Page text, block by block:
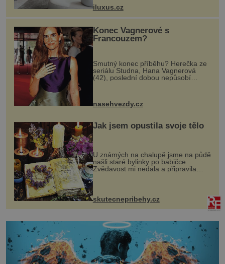
dnes umož...
iluxus.cz
Konec Vagnerové s
Francouzem?
Smutný konec příběhu? Herečka ze
seriálu Studna, Hana Vagnerová
(42), poslední dobou nepůsobí
nasehvezdy.cz
Jak jsem opustila svoje tělo
U známých na chalupě jsme na půdě
našli staré bylinky po babičce.
Zvědavost mi nedala a připravila
jsem si z nich lektvar… Zimní pobyt
na chalupě se pro mě vlastní vinou
změnil v děsivý zážitek, na kt...
skutecnepribehy.cz